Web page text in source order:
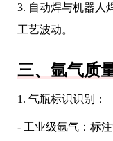
3. 自动焊与机器人
工艺波动。
三、氩气质
1. 气瓶标识识别：
- 工业级氩气：标注